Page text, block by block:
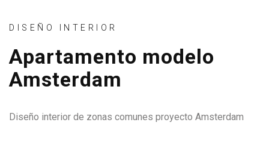
DISEÑO INTERIOR
Apartamento modelo
Amsterdam
Diseño interior de zonas comunes proyecto Amsterdam